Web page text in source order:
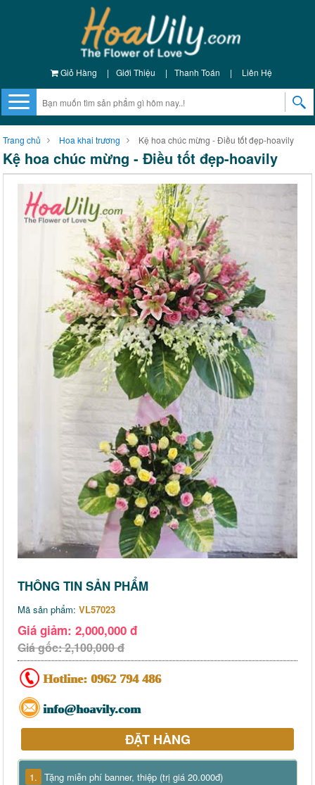
Giỏ Hàng | Giới Thiệu | Thanh Toán | Liên Hệ
Trang chủ Hoa khai trương Kệ hoa chúc mừng - Điều tốt đẹp-hoavily
Kệ hoa chúc mừng - Điều tốt đẹp-hoavily
THÔNG TIN SẢN PHẨM
Mã sản phẩm: VL57023
Giá giảm: 2,000,000 đ
Giá gốc: 2,100,000 đ
Hotline: 0962 794 486
info@hoavily.com
ĐẶT HÀNG
1. Tặng miễn phí banner, thiệp (trị giá 20.000đ)